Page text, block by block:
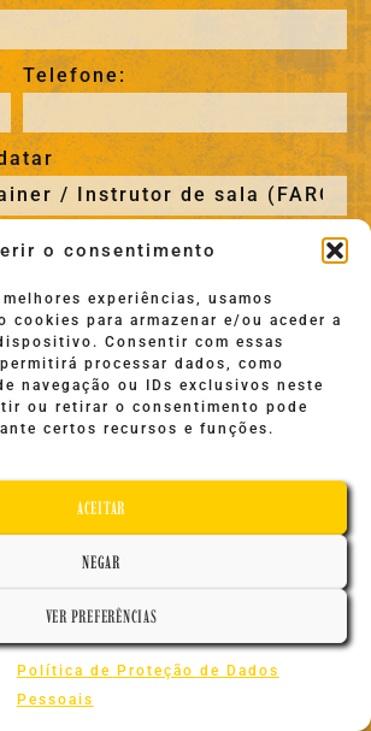
o consentimento
experiências, usamos
cookies para armazenar e/ou aceder a
Consentir com essas
processar dados, como
navegação ou IDs exclusivos neste
ou retirar o consentimento pode
certos recursos e funções.
ACEITAR
NEGAR
VER PREFERÊNCIAS
Política de Proteção de Dados
Pessoais
Telefone:
UM POUCO SOBRE TI!
ENVIAR
PRINCIPAL